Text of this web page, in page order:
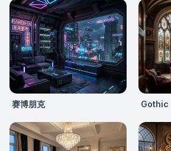
赛博朋克 Gothic